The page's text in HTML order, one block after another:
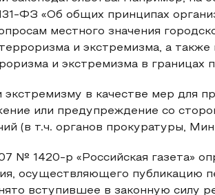
ФЗ «Об общих принципах
местного значения
и экстремизма, а
и экстремизма в границах
в качестве мер для
или предупреждение со
(в т.ч. органов прокуратуры,
№ 1420-р «Российская газета»
осуществляющего публикацию
вступившее в законную силу